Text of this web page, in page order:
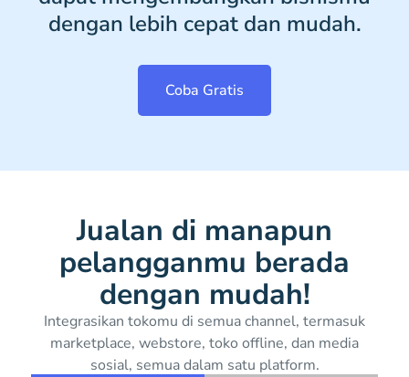
dengan lebih cepat dan mudah.
Coba Gratis
Jualan di manapun
pelangganmu berada
dengan mudah!
Integrasikan tokomu di semua channel, termasuk
marketplace, webstore, toko offline, dan media
sosial, semua dalam satu platform.